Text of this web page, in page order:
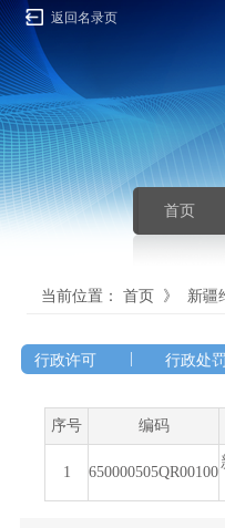
返回名录页
首页
当前位置： 首页 》 新疆
行政许可 行政处罚
序号 编码
1 650000505QR00100